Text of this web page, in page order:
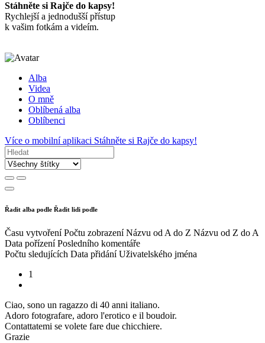
Stáhněte si Rajče do kapsy!
Rychlejší a jednodušší přístup
k vašim fotkám a videím.
Alba
Videa
O mně
Oblíbená alba
Oblíbenci
Více o mobilní aplikaci Stáhněte si Rajče do kapsy!
Řadit alba podle Řadit lidi podle
Času vytvoření Počtu zobrazení Názvu od A do Z Názvu od Z do A
Data pořízení Posledního komentáře
Počtu sledujících Data přidání Uživatelského jména
1
Ciao, sono un ragazzo di 40 anni italiano.
Adoro fotografare, adoro l'erotico e il boudoir.
Contattatemi se volete fare due chicchiere.
Grazie